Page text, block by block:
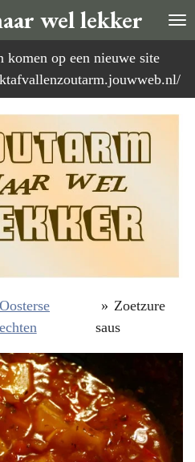
wel lekker
op een nieuwe site
Oosterse
» Zoetzure
saus